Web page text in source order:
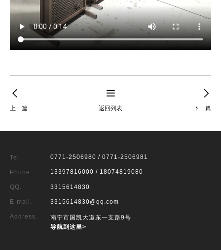
上一篇 返回列表 下一篇
Phone. 13397816000 / 18074819080
QQ. 3315614830
E-mail. 3315614830@qq.com
Address.
南宁市国凯大道东一支路9号
导航到这里>
Tel. 0771-2506980 / 0771-2506981